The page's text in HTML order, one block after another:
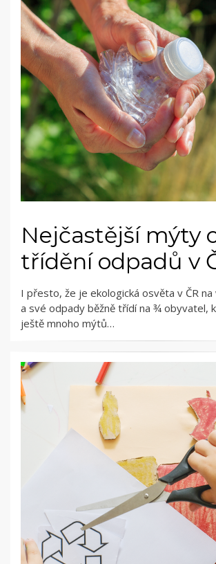
Nejčastější mýty
třídění odpadů v
I přesto, že je ekologická osvěta v ČR
a své odpady běžně třídí na ¾ obyvatel,
ještě mnoho mýtů…